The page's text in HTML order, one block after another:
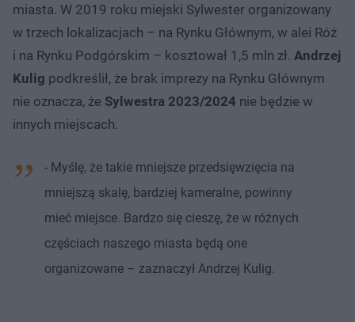
miasta. W 2019 roku miejski Sylwester organizowany
w trzech lokalizacjach – na Rynku Głównym, w alei Róż
i na Rynku Podgórskim – kosztował 1,5 mln zł. Andrzej
Kulig podkreślił, że brak imprezy na Rynku Głównym
nie oznacza, że Sylwestra 2023/2024 nie będzie w
innych miejscach.
- Myślę, że takie mniejsze przedsięwzięcia na
mniejszą skalę, bardziej kameralne, powinny
mieć miejsce. Bardzo się cieszę, że w różnych
częściach naszego miasta będą one
organizowane – zaznaczył Andrzej Kulig.